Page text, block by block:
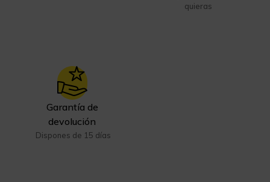
quieras
Garantía de
devolución
Dispones de 15 días